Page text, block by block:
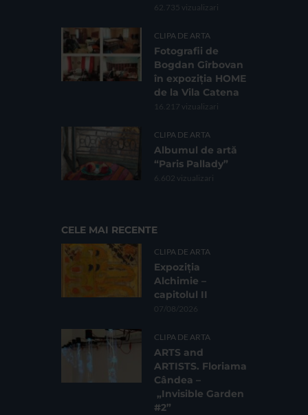
62.735 vizualizari
CLIPA DE ARTA
Fotografii de
Bogdan Gîrbovan
în expoziția HOME
de la Vila Catena
16.217 vizualizari
CLIPA DE ARTA
Albumul de artă
“Paris Pallady”
6.602 vizualizari
CELE MAI RECENTE
CLIPA DE ARTA
Expoziția
Alchimie –
capitolul II
07/08/2026
CLIPA DE ARTA
ARTS and
ARTISTS. Floriama
Cândea –
„Invisible Garden
#2”